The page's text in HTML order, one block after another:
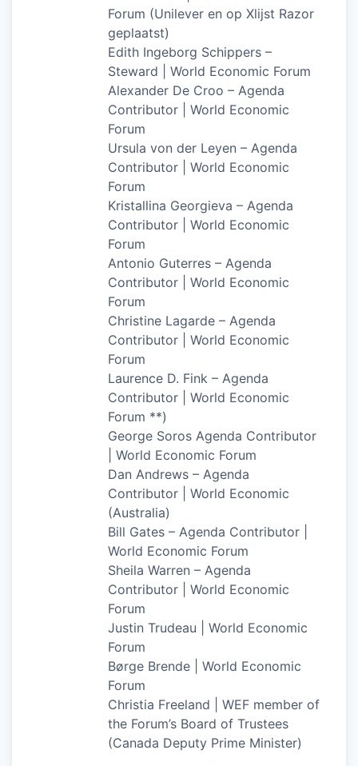
Forum (Unilever en op Xlijst Razor
geplaatst)
Edith Ingeborg Schippers –
Steward | World Economic Forum
Alexander De Croo – Agenda
Contributor | World Economic
Forum
Ursula von der Leyen – Agenda
Contributor | World Economic
Forum
Kristallina Georgieva – Agenda
Contributor | World Economic
Forum
Antonio Guterres – Agenda
Contributor | World Economic
Forum
Christine Lagarde – Agenda
Contributor | World Economic
Forum
Laurence D. Fink – Agenda
Contributor | World Economic
Forum **)
George Soros Agenda Contributor
| World Economic Forum
Dan Andrews – Agenda
Contributor | World Economic
(Australia)
Bill Gates – Agenda Contributor |
World Economic Forum
Sheila Warren – Agenda
Contributor | World Economic
Forum
Justin Trudeau | World Economic
Forum
Børge Brende | World Economic
Forum
Christia Freeland | WEF member of
the Forum’s Board of Trustees
(Canada Deputy Prime Minister)